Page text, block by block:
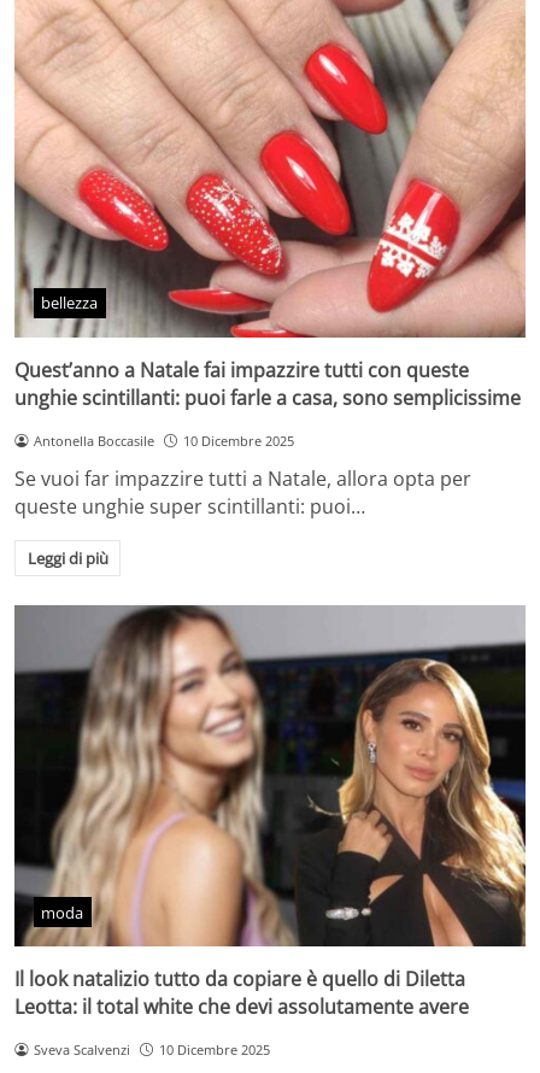
bellezza
Quest’anno a Natale fai impazzire tutti con queste
unghie scintillanti: puoi farle a casa, sono semplicissime
Antonella Boccasile 10 Dicembre 2025
Se vuoi far impazzire tutti a Natale, allora opta per
queste unghie super scintillanti: puoi…
Leggi di più
moda
Il look natalizio tutto da copiare è quello di Diletta
Leotta: il total white che devi assolutamente avere
Sveva Scalvenzi 10 Dicembre 2025